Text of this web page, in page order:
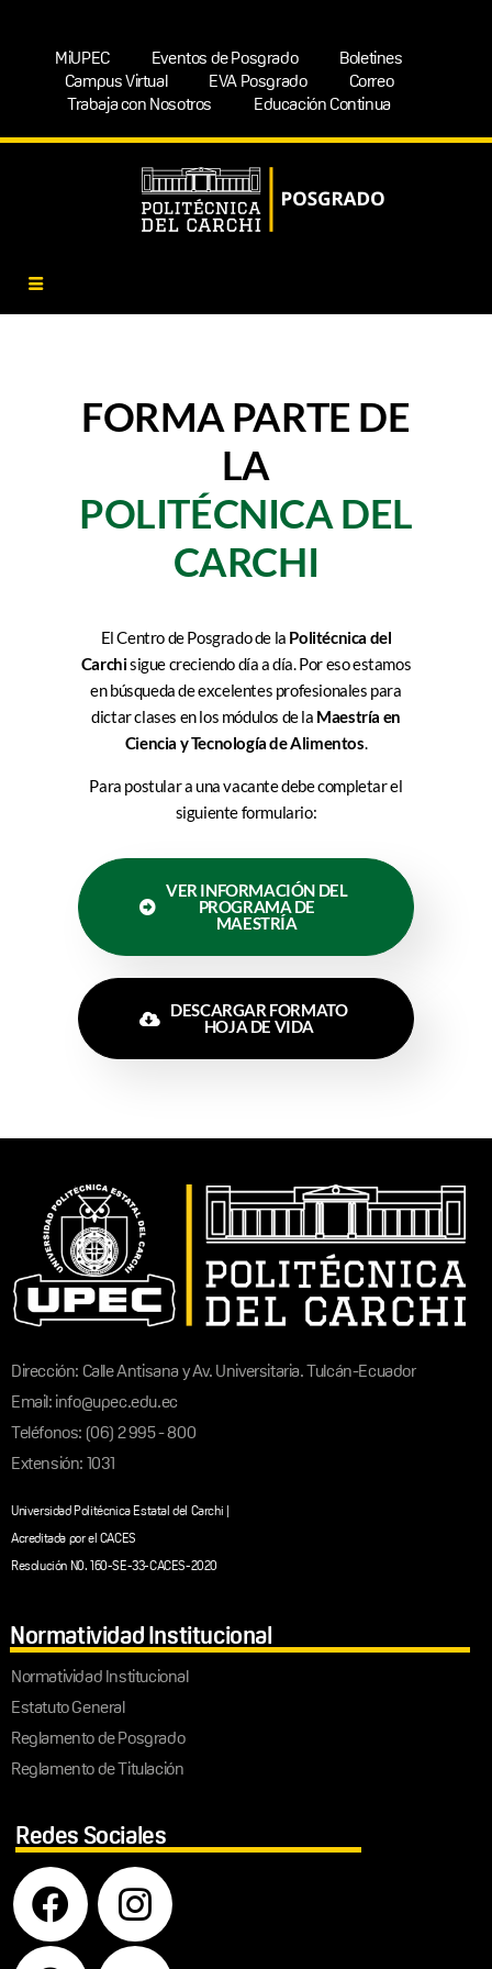
MiUPEC Eventos de Posgrado
Boletines
Campus Virtual
EVA Posgrado
Correo
Trabaja con Nosotros
Educación Continua
FORMA PARTE DE
LA
POLITÉCNICA DEL
CARCHI
El Centro de Posgrado de la Politécnica del
Carchisigue creciendo día a día. Por eso estamos
en búsqueda de excelentes profesionales para
dictar clases en los módulos de la Maestría en
Ciencia y Tecnología de Alimentos.
Para postular a una vacante debe completar el
siguiente formulario:
VER INFORMACIÓN DEL
PROGRAMA DE
MAESTRÍA
DESCARGAR FORMATO
HOJA DE VIDA
Dirección: Calle Antisana y Av. Universitaria. Tulcán-Ecuador
Email: info@upec.edu.ec
Teléfonos: (06) 2 995 - 800
Extensión: 1031
Universidad Politécnica Estatal del Carchi |
Acreditada por el CACES
Resolución N0. 160-SE-33-CACES-2020
Normatividad Institucional
Normatividad Institucional
Estatuto General
Reglamento de Posgrado
Reglamento de Titulación
Redes Sociales